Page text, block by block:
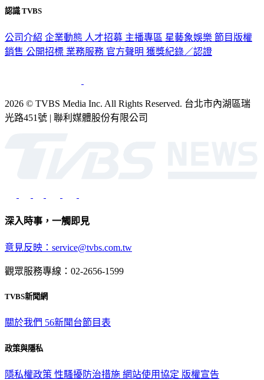
認識 TVBS
公司介紹 企業動態 人才招募 主播專區 星藝象娛樂 節目版權
銷售 公開招標 業務服務 官方聲明 獲獎紀錄／認證
2026 © TVBS Media Inc. All Rights Reserved. 台北市內湖區瑞
光路451號 | 聯利媒體股份有限公司
深入時事，一觸即見
意見反映：service@tvbs.com.tw
觀眾服務專線：02-2656-1599
TVBS新聞網
關於我們 56新聞台節目表
政策與隱私
隱私權政策 性騷擾防治措施 網站使用協定 版權宣告